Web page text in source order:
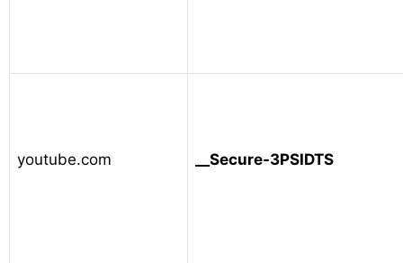
youtube.com __Secure-3PSIDTS